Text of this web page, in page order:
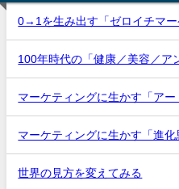
0→1を生み出す「ゼロイチマー
100年時代の「健康／美容／ア
マーケティングに生かす「アー
マーケティングに生かす「進化
世界の見方を変えてみる